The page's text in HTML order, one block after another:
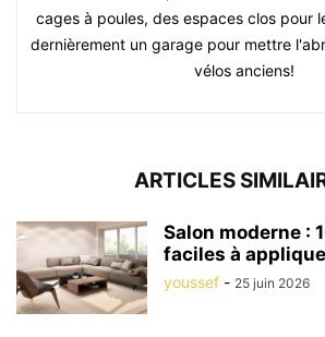
cages à poules, des espaces clos pour
dernièrement un garage pour mettre
vélos anciens!
ARTICLES
Salon moderne :
faciles à
youssef - 25 juin 2026